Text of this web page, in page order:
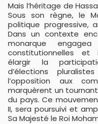
Mais l’héritage de
Sous son règne, le
politique progressive,
Dans un contexte
monarque
constitutionnelles et
élargir la
d’élections
l’opposition aux
marquèrent un
du pays. Ce
II, sera poursuivi et
Sa Majesté le Roi